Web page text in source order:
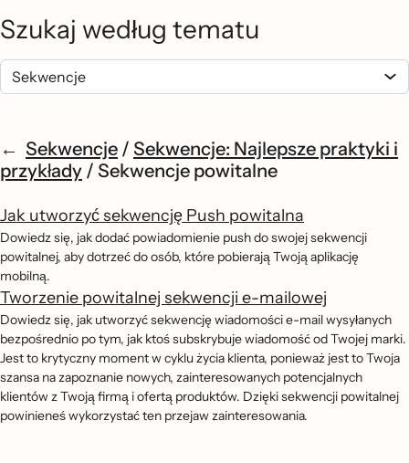
Szukaj według tematu
Sekwencje / Sekwencje: Najlepsze praktyki i
przykłady / Sekwencje powitalne
Jak utworzyć sekwencję Push powitalna
Dowiedz się, jak dodać powiadomienie push do swojej sekwencji
powitalnej, aby dotrzeć do osób, które pobierają Twoją aplikację
mobilną.
Tworzenie powitalnej sekwencji e-mailowej
Dowiedz się, jak utworzyć sekwencję wiadomości e-mail wysyłanych
bezpośrednio po tym, jak ktoś subskrybuje wiadomość od Twojej marki.
Jest to krytyczny moment w cyklu życia klienta, ponieważ jest to Twoja
szansa na zapoznanie nowych, zainteresowanych potencjalnych
klientów z Twoją firmą i ofertą produktów. Dzięki sekwencji powitalnej
powinieneś wykorzystać ten przejaw zainteresowania.